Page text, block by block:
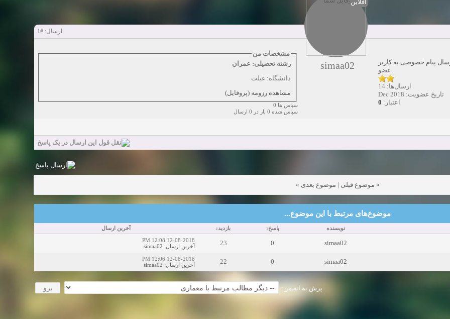
دعوت به همکاری مشاهده:0 زمان:10-21-2024
دعوت به همکاری مشاهده:0
ارسال:#1
آفلاین
simaa02
پیام خصوصی به کاربر
عضو
ارسال‌ها: 14
تاریخ عضویت: Dec 2018
اعتبار: 0
مشخصات من
رشته تحصیلی: عمران
دانشگاه: غیلث
مشاهده رزومه (پروفایل)
سپاس ها 0
سپاس شده 0 بار در 0 ارسال
« موضوع قبلی | موضوع بعدی »
موضوع‌های مرتبط با این موضوع...
نویسنده پاسخ: بازدید: آخرین ارسال
simaa02
0
23
12-08-2018 12:08 PM
آخرین ارسال:
simaa02
simaa02
0
22
12-08-2018 12:06 PM
آخرین ارسال:
simaa02
پرش به انجمن: